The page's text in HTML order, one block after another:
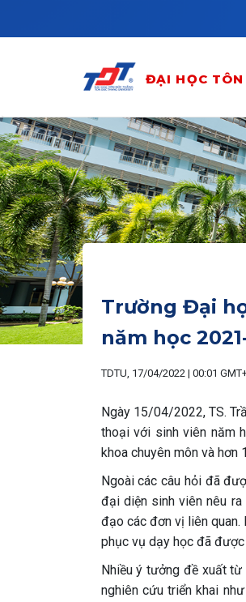
ĐẠI HỌC
Trường Đại
năm học
TDTU, 17/04/2022 | 00:01
Ngày 15/04/2022, TS.
thoại với sinh viên năm
khoa chuyên môn và hơn
Ngoài các câu hỏi đã
đại diện sinh viên nêu
đạo các đơn vị liên quan.
phục vụ dạy học đã
Nhiều ý tưởng đề xuất
nghiên cứu triển khai